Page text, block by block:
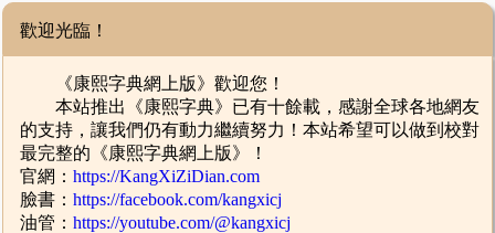
歡迎光臨！
《康熙字典網上版》歡迎您！
本站推出《康熙字典》已有十餘載，感謝全球各地網友
的支持，讓我們仍有動力繼續努力！本站希望可以做到校對
最完整的《康熙字典網上版》！
官網：https://KangXiZiDian.com
臉書：https://facebook.com/kangxicj
油管：https://youtube.com/@kangxicj